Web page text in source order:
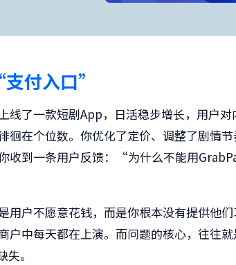
付入口”
线了一款短剧App，日活稳步增长，用户对
徊在个位数。你优化了定价、调整了剧情
收到一条用户反馈：“为什么不能用
用户不愿意花钱，而是你根本没有提供他
户中每天都在上演。而问题的核心，往往就
失。